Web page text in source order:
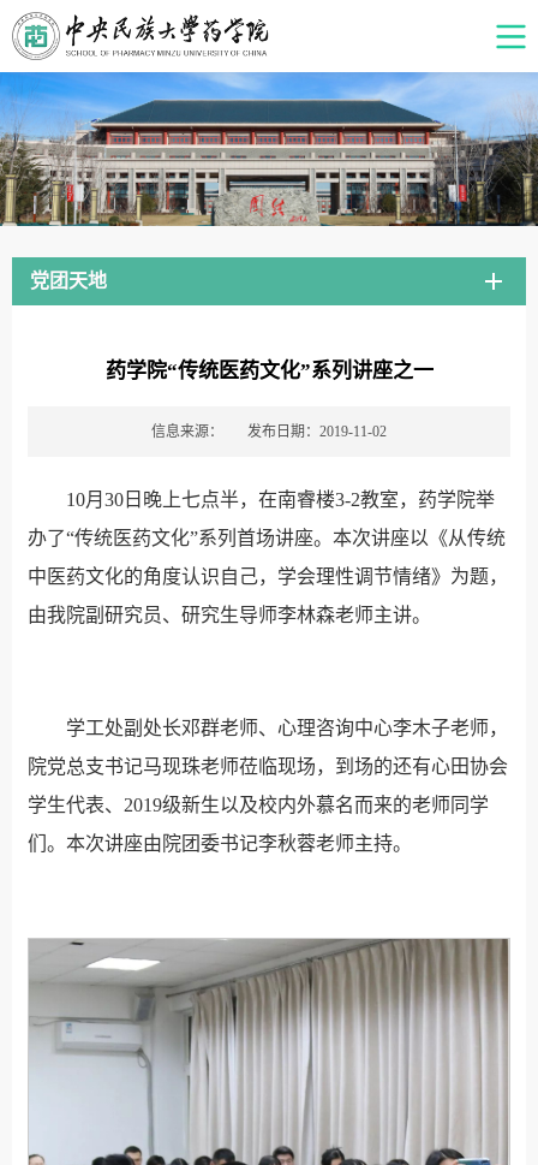
党团天地
药学院“传统医药文化”系列讲座之一
信息来源： 发布日期：2019-11-02
10月30日晚上七点半，在南睿楼3-2教室，药学院举
办了“传统医药文化”系列首场讲座。本次讲座以《从传统
中医药文化的角度认识自己，学会理性调节情绪》为题，
由我院副研究员、研究生导师李林森老师主讲。
学工处副处长邓群老师、心理咨询中心李木子老师，
院党总支书记马现珠老师莅临现场，到场的还有心田协会
学生代表、2019级新生以及校内外慕名而来的老师同学
们。本次讲座由院团委书记李秋蓉老师主持。